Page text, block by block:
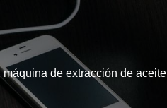
máquina de extracción de